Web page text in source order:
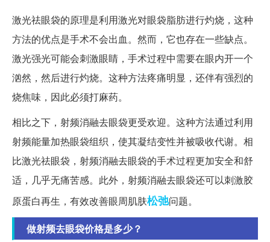
激光祛眼袋的原理是利用激光对眼袋脂肪进行灼烧，这种
方法的优点是手术不会出血。然而，它也存在一些缺点。
激光强光可能会刺激眼睛，手术过程中需要在眼内开一个
汹然，然后进行灼烧。这种方法疼痛明显，还伴有强烈的
烧焦味，因此必须打麻药。
相比之下，射频消融去眼袋更受欢迎。这种方法通过利用
射频能量加热眼袋组织，使其凝结变性并被吸收代谢。相
比激光祛眼袋，射频消融去眼袋的手术过程更加安全和舒
适，几乎无痛苦感。此外，射频消融去眼袋还可以刺激胶
原蛋白再生，有效改善眼周肌肤松弛问题。
做射频去眼袋价格是多少？